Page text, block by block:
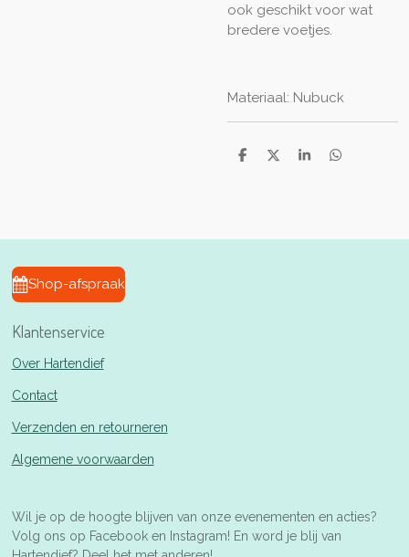
ook geschikt voor wat
bredere voetjes.
Materiaal: Nubuck
D
D
S
D
Shop-afspraak
Klantenservice
Over Hartendief
Contact
Verzenden en retourneren
Algemene voorwaarden
Wil je op de hoogte blijven van onze evenementen en acties?
Volg ons op Facebook en Instagram! En word je blij van